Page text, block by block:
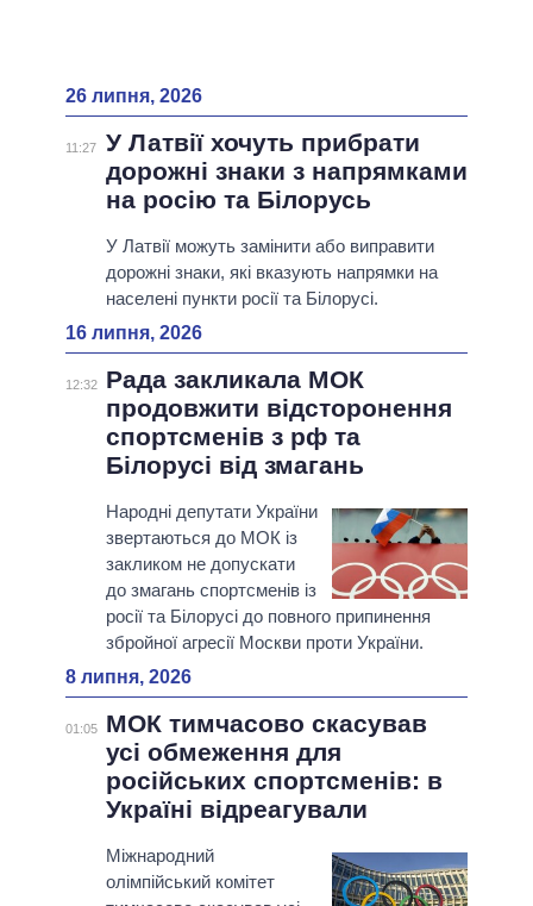
26 липня, 2026
11:27
У Латвії хочуть прибрати
дорожні знаки з напрямками
на росію та Білорусь
У Латвії можуть замінити або виправити
дорожні знаки, які вказують напрямки на
населені пункти росії та Білорусі.
16 липня, 2026
12:32
Рада закликала МОК
продовжити відсторонення
спортсменів з рф та
Білорусі від змагань
Народні депутати України
звертаються до МОК із
закликом не допускати
до змагань спортсменів із
росії та Білорусі до повного припинення
збройної агресії Москви проти України.
8 липня, 2026
01:05
МОК тимчасово скасував
усі обмеження для
російських спортсменів: в
Україні відреагували
Міжнародний
олімпійський комітет